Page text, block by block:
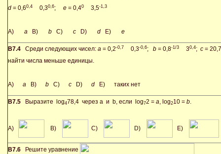
d = 0,60,4 0,30,6; e = 0,40 3,5-1,3
A) a B) b C) c D) d E) e
В7.4 Среди следующих чисел: a = 0,2-0,7 0,3-0,6; b = 0,8-1/3 30,4; c =
найти числа меньше единицы.
A) a B) b C) c D) d E) таких нет
В7.5 Выразите log478,4 через a и b, если log72 = a, log210 = b.
A) B) C) D) E)
В7.6 Решите уравнение